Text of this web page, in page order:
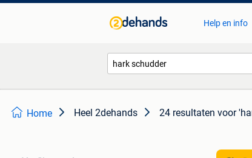
Help en info
Home Heel 2dehands 24 resultaten voor